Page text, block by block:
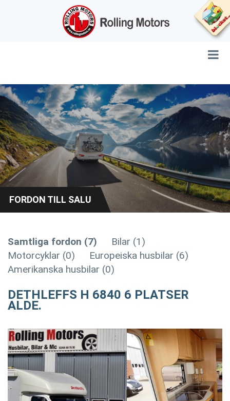
FORDON TILL SALU
Samtliga fordon (7)
Bilar (1)
Motorcyklar (0)
Europeiska husbilar (6)
Amerikanska husbilar (0)
DETHLEFFS H 6840 6 PLATSER
ALDE.